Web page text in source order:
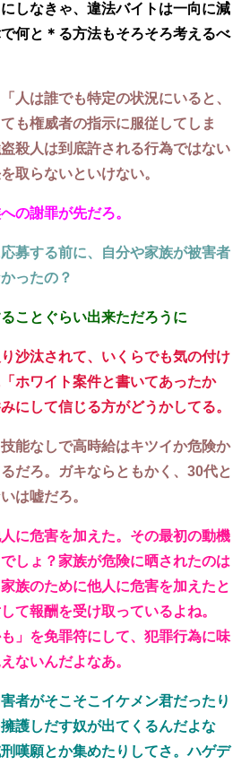
しなきゃ、違法バイトは一向に減
何と＊る方法もそろそろ考えるべ
人は誰でも特定の状況にいると、
も権威者の指示に服従してしま
殺人は到底許される行為ではない
取らないといけない。
の謝罪が先だろ。
募する前に、自分や家族が被害者
ったの？
ことぐらい出来ただろうに
沙汰されて、いくらでも気の付け
ホワイト案件と書いてあったか
にして信じる方がどうかしてる。
能なしで高時給はキツイか危険か
だろ。ガキならともかく、30代と
は嘘だろ。
に危害を加えた。その最初の動機
しょ？家族が危険に晒されたのは
族のために他人に危害を加えたと
て報酬を受け取っているよね。
」を免罪符にして、犯罪行為に味
ないんだよなあ。
者がそこそこイケメン君だったり
護しだす奴が出てくるんだよな
嘆願とか集めたりしてさ。ハゲデ